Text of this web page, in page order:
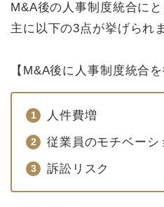
M&A後の人事制度統合に
主に以下の3点が挙げられ
【M&A後に人事制度統合
人件費増
従業員のモチベーシ
訴訟リスク